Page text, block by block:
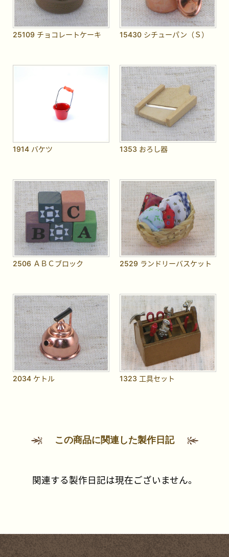
25109 チョコレートケーキ 15430 シチューパン（Ｓ）
1914 バケツ 1353 おろし器
2506 ＡＢＣブロック 2529 ランドリーバスケット
2034 ケトル 1323 工具セット
この商品に関連した製作日記
関連する製作日記は現在ございません。